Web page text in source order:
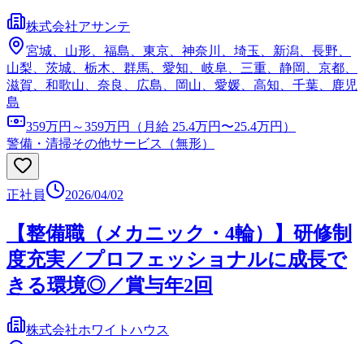
株式会社アサンテ
宮城、山形、福島、東京、神奈川、埼玉、新潟、長野、
山梨、茨城、栃木、群馬、愛知、岐阜、三重、静岡、京都、
滋賀、和歌山、奈良、広島、岡山、愛媛、高知、千葉、鹿児
島
359万円～359万円（月給 25.4万円〜25.4万円）
警備・清掃その他サービス（無形）
正社員 2026/04/02
【整備職（メカニック・4輪）】研修制
度充実／プロフェッショナルに成長で
きる環境◎／賞与年2回
株式会社ホワイトハウス